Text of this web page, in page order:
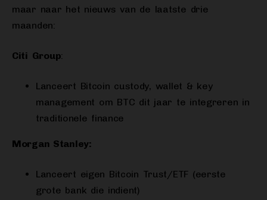
maar naar het nieuws van de laatste drie
maanden:
Citi Group:
Lanceert Bitcoin custody, wallet & key
management om BTC dit jaar te integreren in
traditionele finance
Morgan Stanley:
Lanceert eigen Bitcoin Trust/ETF (eerste
grote bank die indient)